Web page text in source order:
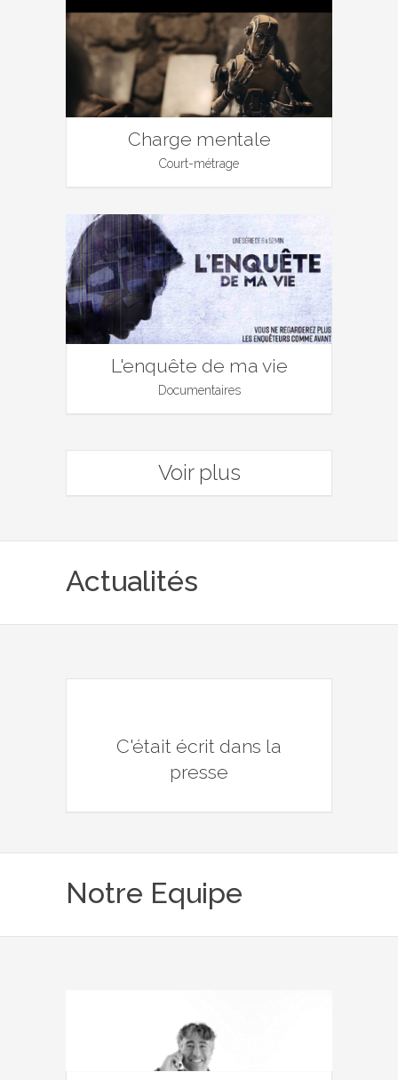
Charge mentale
Court-métrage
L'enquête de ma vie
Documentaires
Voir plus
Actualités
C'était écrit dans la
presse
Notre Equipe